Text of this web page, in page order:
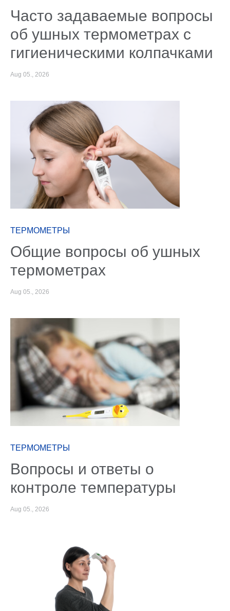
Часто задаваемые вопросы
об ушных термометрах с
гигиеническими колпачками
Aug 05., 2026
ТЕРМОМЕТРЫ
Общие вопросы об ушных
термометрах
Aug 05., 2026
ТЕРМОМЕТРЫ
Вопросы и ответы о
контроле температуры
Aug 05., 2026